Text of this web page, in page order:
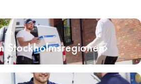
4h
Stockholmsregionen